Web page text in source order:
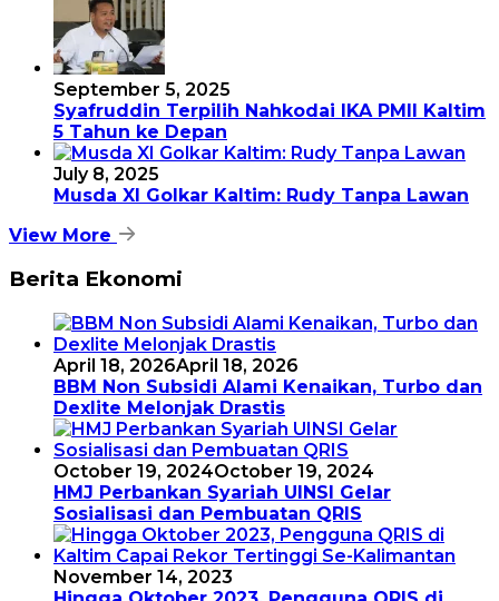
September 5, 2025
Syafruddin Terpilih Nahkodai IKA PMII Kaltim
5 Tahun ke Depan
July 8, 2025
Musda XI Golkar Kaltim: Rudy Tanpa Lawan
View More
Berita Ekonomi
April 18, 2026April 18, 2026
BBM Non Subsidi Alami Kenaikan, Turbo dan
Dexlite Melonjak Drastis
October 19, 2024October 19, 2024
HMJ Perbankan Syariah UINSI Gelar
Sosialisasi dan Pembuatan QRIS
November 14, 2023